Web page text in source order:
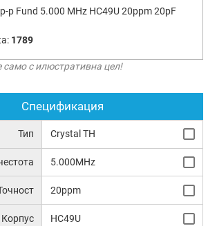
р Fund 5.000 MHz HC49U 20ppm 20pF
1789
само с илюстративна цел!
Спецификация
Тип Crystal TH
5.000MHz
20ppm
Корпус HC49U